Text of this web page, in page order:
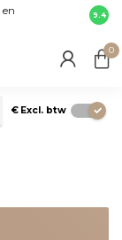
en
direct
9.4
0
€ Excl. btw